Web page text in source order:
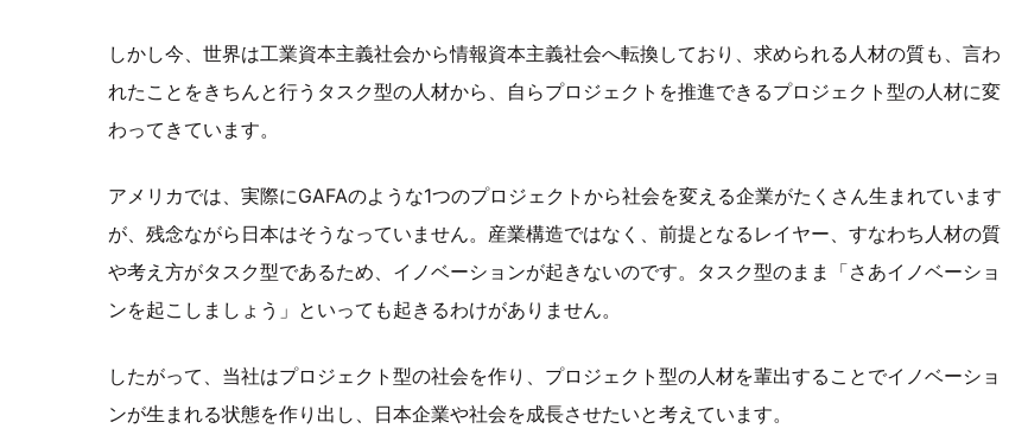
しかし今、世界は工業資本主義社会から情報資本主義社会へ転換しており、求められる人材の質も、言わ
れたことをきちんと行うタスク型の人材から、自らプロジェクトを推進できるプロジェクト型の人材に変
わってきています。
アメリカでは、実際にGAFAのような1つのプロジェクトから社会を変える企業がたくさん生まれています
が、残念ながら日本はそうなっていません。産業構造ではなく、前提となるレイヤー、すなわち人材の質
や考え方がタスク型であるため、イノベーションが起きないのです。タスク型のまま「さあイノベーショ
ンを起こしましょう」といっても起きるわけがありません。
したがって、当社はプロジェクト型の社会を作り、プロジェクト型の人材を輩出することでイノベーショ
ンが生まれる状態を作り出し、日本企業や社会を成長させたいと考えています。